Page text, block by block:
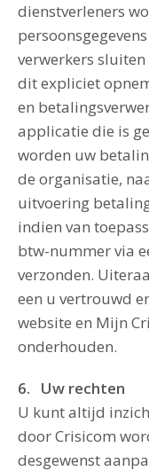
dienstverleners
verwerkers
dit expliciet
en
applicatie die is
worden uw
de organisatie,
uitvoering
indien van
btw-nummer via
verzonden.
een u vertrouwd
website en Mijn
onderhouden.
6. Uw rechten
U kunt altijd
door Crisicom
desgewenst